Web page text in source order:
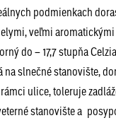
podmienkach
veľmi
do – 17,7 stupňa
na slnečné stanovište,
ulice, toleruje
stanovište a